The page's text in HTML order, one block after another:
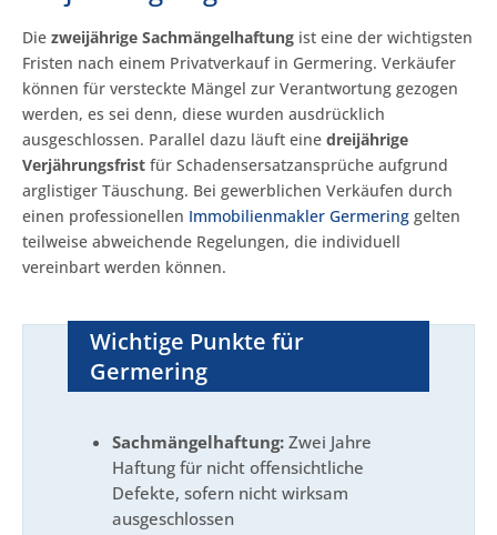
Die zweijährige Sachmängelhaftung ist eine der wichtigsten
Fristen nach einem Privatverkauf in Germering. Verkäufer
können für versteckte Mängel zur Verantwortung gezogen
werden, es sei denn, diese wurden ausdrücklich
ausgeschlossen. Parallel dazu läuft eine dreijährige
Verjährungsfrist für Schadensersatzansprüche aufgrund
arglistiger Täuschung. Bei gewerblichen Verkäufen durch
einen professionellen Immobilienmakler Germering gelten
teilweise abweichende Regelungen, die individuell
vereinbart werden können.
Wichtige Punkte für
Germering
Sachmängelhaftung:Zwei Jahre
Haftung für nicht offensichtliche
Defekte, sofern nicht wirksam
ausgeschlossen